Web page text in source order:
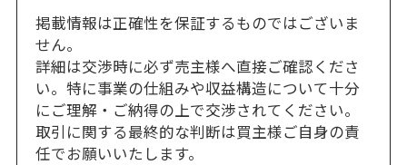
掲載情報は正確性を保証するものではございま
せん。
詳細は交渉時に必ず売主様へ直接ご確認くださ
い。特に事業の仕組みや収益構造について十分
にご理解・ご納得の上で交渉されてください。
取引に関する最終的な判断は買主様ご自身の責
任でお願いいたします。